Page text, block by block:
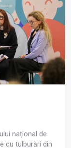
național de
cu tulburări din